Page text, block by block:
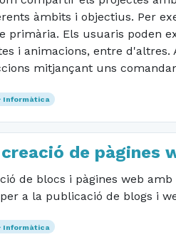
àmbits i objectius. Per
Els usuaris poden
i animacions, entre
mitjançant uns
Informàtica
de pàgines
de blocs i pàgines web
a la publicació de blogs i
Informàtica